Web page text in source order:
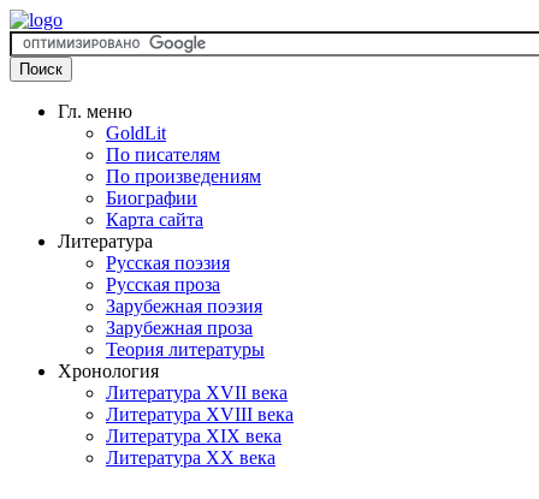
Гл. меню
GoldLit
По писателям
По произведениям
Биографии
Карта сайта
Литература
Русская поэзия
Русская проза
Зарубежная поэзия
Зарубежная проза
Теория литературы
Хронология
Литература XVII века
Литература XVIII века
Литература XIX века
Литература XX века